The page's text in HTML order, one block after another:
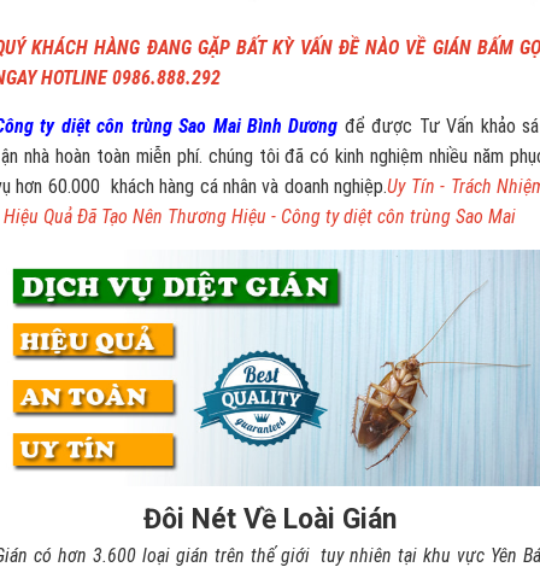
KHÁCH HÀNG ĐANG GẶP BẤT KỲ VẤN ĐỀ NÀO VỀ GIÁN BẤM
HOTLINE 0986.888.292
ty diệt côn trùng Sao Mai Bình Dương để được Tư Vấn khảo
nhà hoàn toàn miễn phí. chúng tôi đã có kinh nghiệm nhiều năm
hơn 60.000 khách hàng cá nhân và doanh nghiệp.Uy Tín - Trách
Hiệu Quả Đã Tạo Nên Thương Hiệu - Công ty diệt côn trùng Sao Mai
Đôi Nét Về Loài Gián
có hơn 3.600 loại gián trên thế giới tuy nhiên tại khu vực Yên